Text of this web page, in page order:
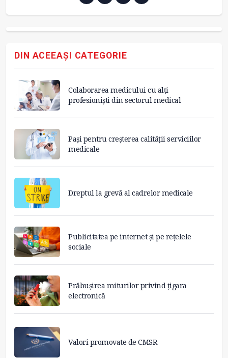
DIN ACEEAȘI CATEGORIE
Colaborarea medicului cu alți
profesioniști din sectorul medical
Pași pentru creșterea calității serviciilor
medicale
Dreptul la grevă al cadrelor medicale
Publicitatea pe internet și pe rețelele
sociale
Prăbușirea miturilor privind țigara
electronică
Valori promovate de CMSR